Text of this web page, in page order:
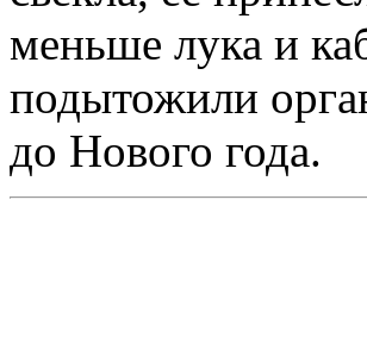
меньше лука и
подытожили
до Нового года.